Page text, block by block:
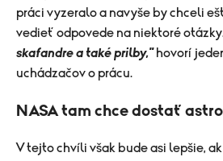
práci vyzeralo a navyše by chceli
vedieť odpovede na niektoré
skafandre a také prilby,"hovorí
uchádzačov o prácu.
NASA tam chce dostať
V tejto chvíli však bude asi lepšie,